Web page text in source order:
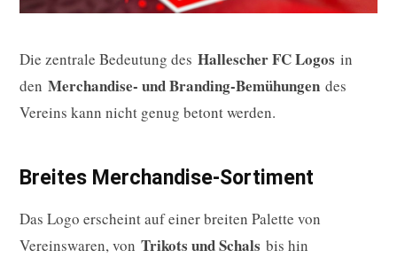
Die zentrale Bedeutung des Hallescher FC Logos in
den Merchandise- und Branding-Bemühungen des
Vereins kann nicht genug betont werden.
Breites Merchandise-Sortiment
Das Logo erscheint auf einer breiten Palette von
Vereinswaren, von Trikots und Schals bis hin